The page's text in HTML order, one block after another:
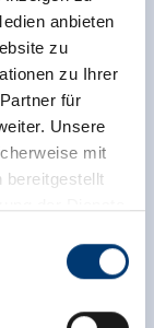
anbieten
zu
zu Ihrer
für
Unsere
mit
bereitgestellt
now!